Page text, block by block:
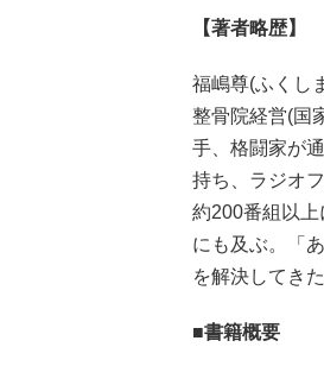
【著者略歴】
福嶋尊(ふくし
整骨院経営(国
手、格闘家が
持ち、ラジオ
約200番組以
にも及ぶ。「
を解決してき
■書籍概要